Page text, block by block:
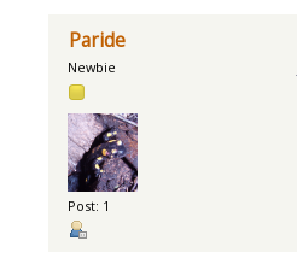
Paride
Newbie
Post: 1